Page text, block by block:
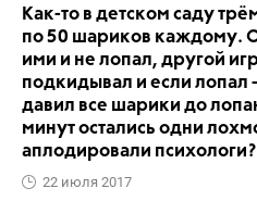
Как-то в детском саду
по 50 шариков каждому.
ими и не лопал, другой
подкидывал и если лопал
давил все шарики до
минут остались одни
аплодировали психологи?
22 июля 2017